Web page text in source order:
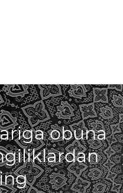
obuna